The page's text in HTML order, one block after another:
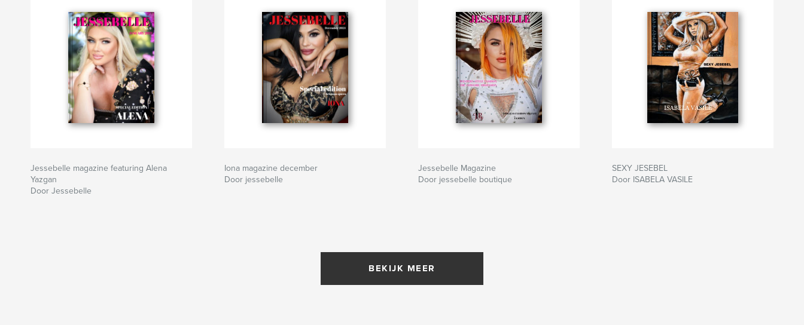
Jessebelle magazine featuring Alena
Yazgan
Door Jessebelle
Iona magazine december
Door jessebelle
Jessebelle Magazine
Door jessebelle boutique
SEXY JESEBEL
Door ISABELA VASILE
BEKIJK MEER